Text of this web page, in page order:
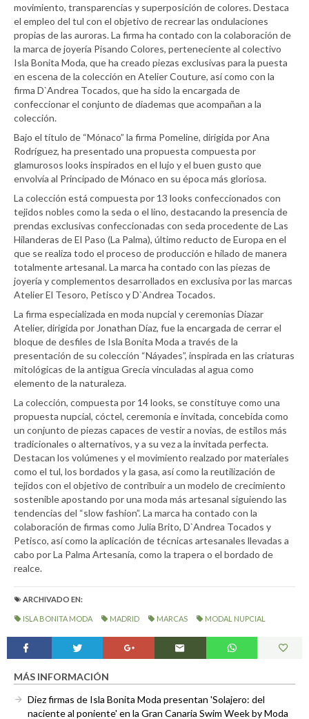
movimiento, transparencias y superposición de colores. Destaca
el empleo del tul con el objetivo de recrear las ondulaciones
propias de las auroras. La firma ha contado con la colaboración de
la marca de joyería Pisando Colores, perteneciente al colectivo
Isla Bonita Moda, que ha creado piezas exclusivas para la puesta
en escena de la colección en Atelier Couture, así como con la
firma D`Andrea Tocados, que ha sido la encargada de
confeccionar el conjunto de diademas que acompañan a la
colección.
Bajo el título de “Mónaco” la firma Pomeline, dirigida por Ana
Rodríguez, ha presentado una propuesta compuesta por
glamurosos looks inspirados en el lujo y el buen gusto que
envolvía al Principado de Mónaco en su época más gloriosa.
La colección está compuesta por 13 looks confeccionados con
tejidos nobles como la seda o el lino, destacando la presencia de
prendas exclusivas confeccionadas con seda procedente de Las
Hilanderas de El Paso (La Palma), último reducto de Europa en el
que se realiza todo el proceso de producción e hilado de manera
totalmente artesanal. La marca ha contado con las piezas de
joyería y complementos desarrollados en exclusiva por las marcas
Atelier El Tesoro, Petisco y D`Andrea Tocados.
La firma especializada en moda nupcial y ceremonias Diazar
Atelier, dirigida por Jonathan Díaz, fue la encargada de cerrar el
bloque de desfiles de Isla Bonita Moda a través de la
presentación de su colección “Náyades”, inspirada en las criaturas
mitológicas de la antigua Grecia vinculadas al agua como
elemento de la naturaleza.
La colección, compuesta por 14 looks, se constituye como una
propuesta nupcial, cóctel, ceremonia e invitada, concebida como
un conjunto de piezas capaces de vestir a novias, de estilos más
tradicionales o alternativos, y a su vez a la invitada perfecta.
Destacan los volúmenes y el movimiento realzado por materiales
como el tul, los bordados y la gasa, así como la reutilización de
tejidos con el objetivo de contribuir a un modelo de crecimiento
sostenible apostando por una moda más artesanal siguiendo las
tendencias del “slow fashion”. La marca ha contado con la
colaboración de firmas como Julia Brito, D`Andrea Tocados y
Petisco, así como la aplicación de técnicas artesanales llevadas a
cabo por La Palma Artesanía, como la trapera o el bordado de
realce.
ARCHIVADO EN:
ISLA BONITA MODA MADRID MARCAS MODAL NUPCIAL
MÁS INFORMACIÓN
Diez firmas de Isla Bonita Moda presentan 'Solajero: del
naciente al poniente' en la Gran Canaria Swim Week by Moda